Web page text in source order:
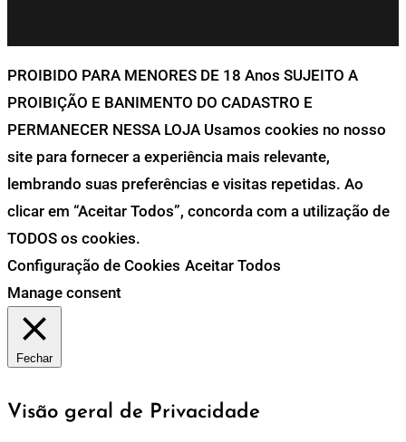
PROIBIDO PARA MENORES DE 18 Anos SUJEITO A
PROIBIÇÃO E BANIMENTO DO CADASTRO E
PERMANECER NESSA LOJA Usamos cookies no nosso
site para fornecer a experiência mais relevante,
lembrando suas preferências e visitas repetidas. Ao
clicar em “Aceitar Todos”, concorda com a utilização de
TODOS os cookies.
Configuração de Cookies Aceitar Todos
Manage consent
Fechar
Visão geral de Privacidade